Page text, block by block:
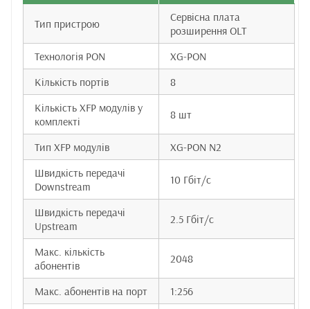
Тип пристрою
Сервісна плата
розширення OLT
Технологія PON
XG-PON
Кількість портів
8
Кількість XFP модулів у
комплекті
8 шт
Тип XFP модулів
XG-PON N2
Швидкість передачі
Downstream
10 Гбіт/с
Швидкість передачі
Upstream
2.5 Гбіт/с
Макс. кількість
абонентів
2048
Макс. абонентів на порт
1:256